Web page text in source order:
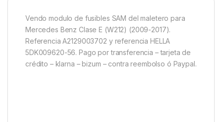
Vendo modulo de fusibles SAM del maletero para
Mercedes Benz Clase E (W212) (2009-2017).
Referencia A2129003702 y referencia HELLA
5DK009620-56. Pago por transferencia – tarjeta de
crédito – klarna – bizum – contra reembolso ó Paypal.